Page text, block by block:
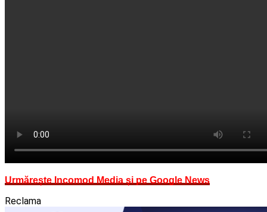
Urmărește Incomod Media și pe Google News
Reclama